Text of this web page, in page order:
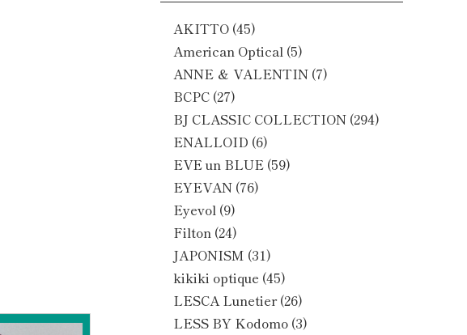
AKITTO (45)
American Optical (5)
ANNE ＆ VALENTIN (7)
BCPC (27)
BJ CLASSIC COLLECTION (294)
ENALLOID (6)
EVE un BLUE (59)
EYEVAN (76)
Eyevol (9)
Filton (24)
JAPONISM (31)
kikiki optique (45)
LESCA Lunetier(26)
LESS BY Kodomo (3)